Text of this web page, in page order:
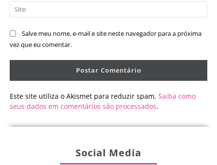
Salve meu nome, e-mail e site neste navegador para a próxima
vez que eu comentar.
Este site utiliza o Akismet para reduzir spam. Saiba como
seus dados em comentários são processados.
Social Media